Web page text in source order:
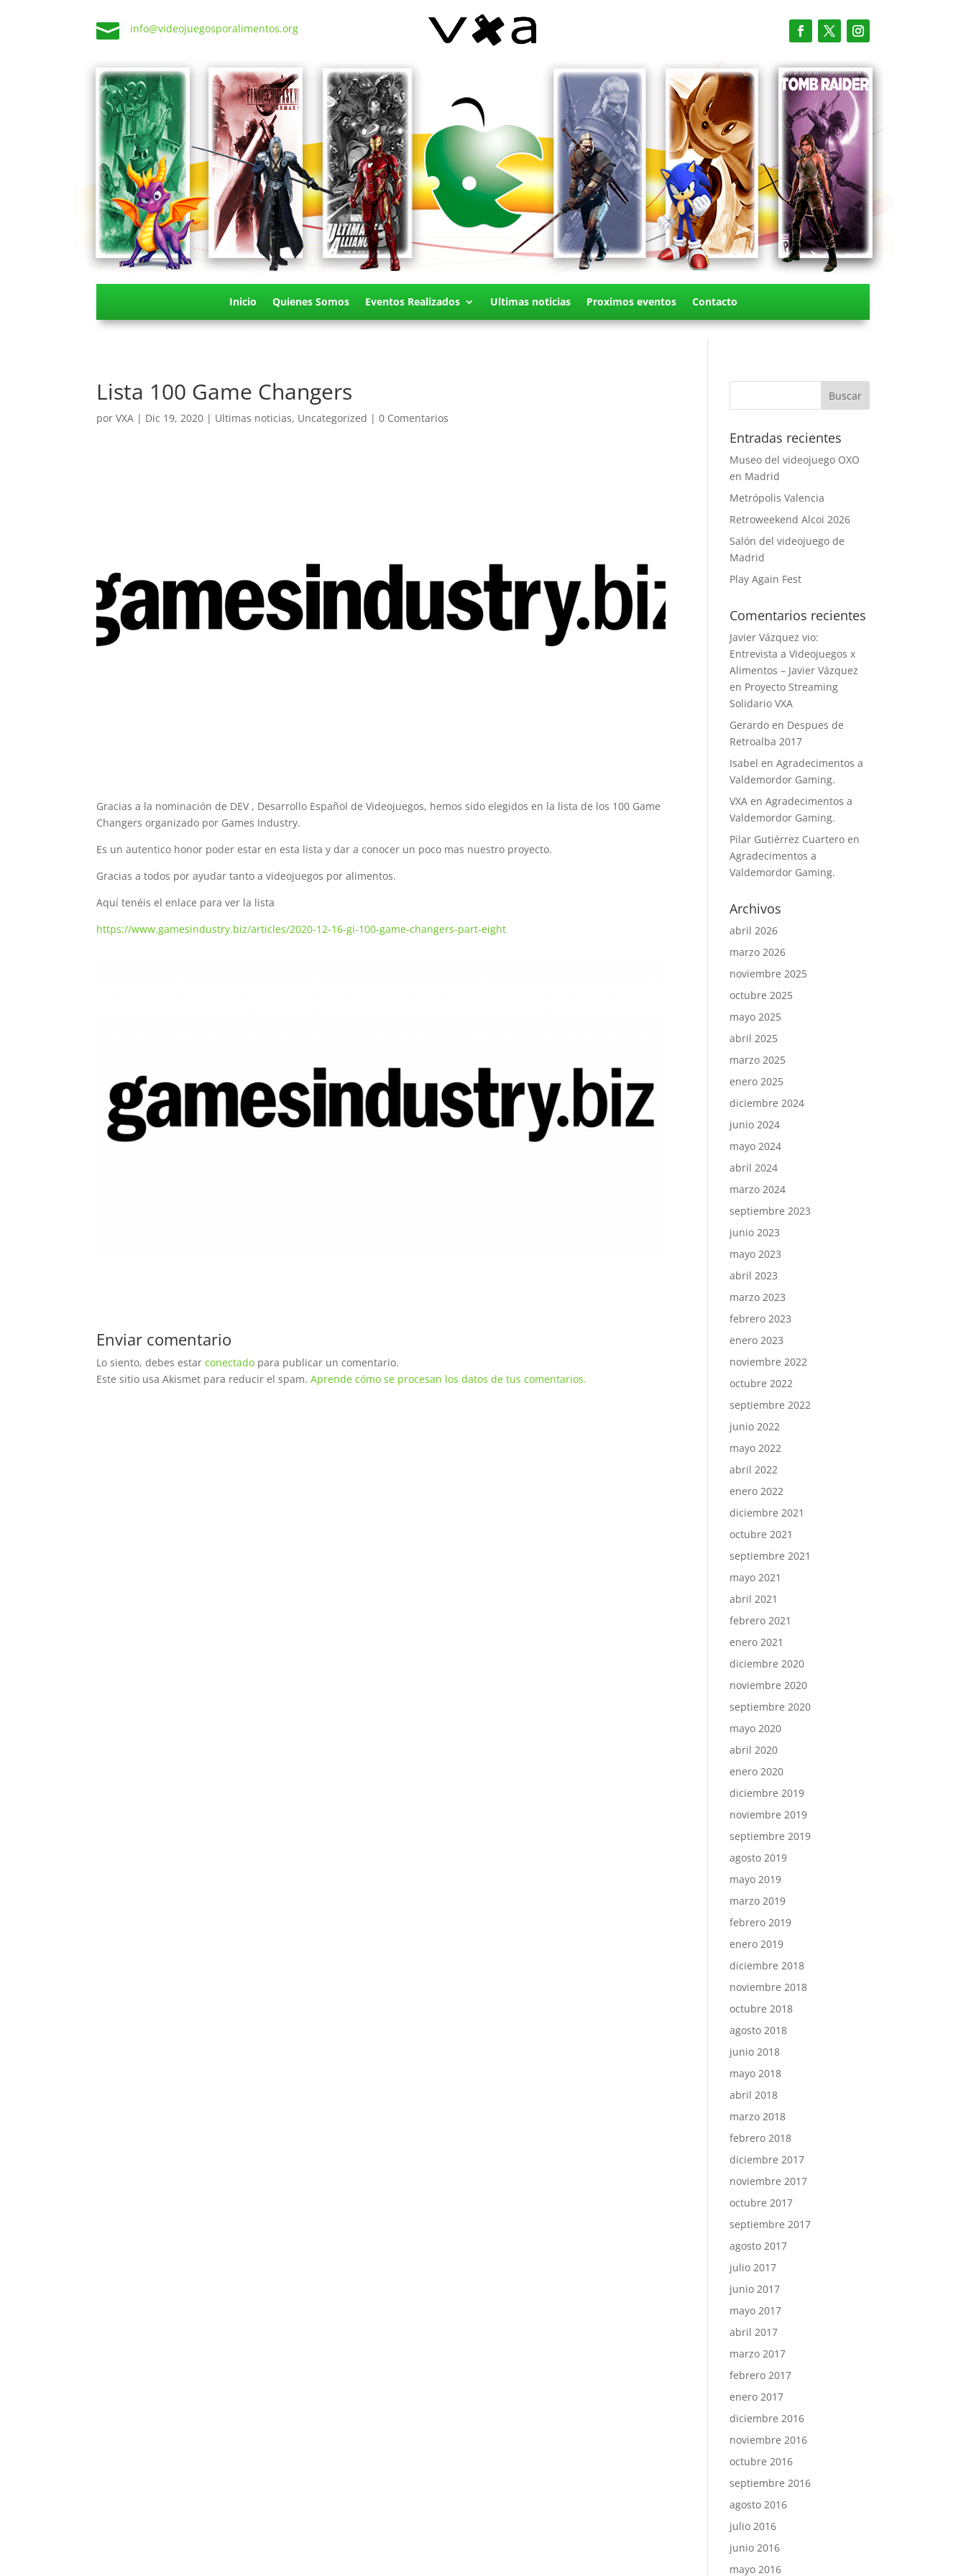
 info@videojuegosporalimentos.org
Inicio Quienes Somos Eventos Realizados Ultimas noticias Proximos eventos Contacto
Lista 100 Game Changers
porVXA | Dic 19, 2020 | Ultimas noticias, Uncategorized |0 Comentarios
Gracias a la nominación de DEV , Desarrollo Español de Videojuegos, hemos sido elegidos en la lista de los 100 Game
Changers organizado por Games Industry.
Es un autentico honor poder estar en esta lista y dar a conocer un poco mas nuestro proyecto.
Gracias a todos por ayudar tanto a videojuegos por alimentos.
Aquí tenéis el enlace para ver la lista
https://www.gamesindustry.biz/articles/2020-12-16-gi-100-game-changers-part-eight
Enviar comentario
Lo siento, debes estarconectado para publicar un comentario.
Este sitio usa Akismet para reducir el spam.Aprende cómo se procesan los datos de tus comentarios.
Entradas recientes
Museo del videojuego OXO
en Madrid
Metrópolis Valencia
Retroweekend Alcoi 2026
Salón del videojuego de
Madrid
Play Again Fest
Comentarios recientes
Javier Vázquez vio:
Entrevista a Videojuegos x
Alimentos – Javier Vázquez
en Proyecto Streaming
Solidario VXA
Gerardo en Despues de
Retroalba 2017
Isabel enAgradecimentos a
Valdemordor Gaming.
VXA enAgradecimentos a
Valdemordor Gaming.
Pilar Gutiérrez Cuartero en
Agradecimentos a
Valdemordor Gaming.
Archivos
abril 2026
marzo 2026
noviembre 2025
octubre 2025
mayo 2025
abril 2025
marzo 2025
enero 2025
diciembre 2024
junio 2024
mayo 2024
abril 2024
marzo 2024
septiembre 2023
junio 2023
mayo 2023
abril 2023
marzo 2023
febrero 2023
enero 2023
noviembre 2022
octubre 2022
septiembre 2022
junio 2022
mayo 2022
abril 2022
enero 2022
diciembre 2021
octubre 2021
septiembre 2021
mayo 2021
abril 2021
febrero 2021
enero 2021
diciembre 2020
noviembre 2020
septiembre 2020
mayo 2020
abril 2020
enero 2020
diciembre 2019
noviembre 2019
septiembre 2019
agosto 2019
mayo 2019
marzo 2019
febrero 2019
enero 2019
diciembre 2018
noviembre 2018
octubre 2018
agosto 2018
junio 2018
mayo 2018
abril 2018
marzo 2018
febrero 2018
diciembre 2017
noviembre 2017
octubre 2017
septiembre 2017
agosto 2017
julio 2017
junio 2017
mayo 2017
abril 2017
marzo 2017
febrero 2017
enero 2017
diciembre 2016
noviembre 2016
octubre 2016
septiembre 2016
agosto 2016
julio 2016
junio 2016
mayo 2016